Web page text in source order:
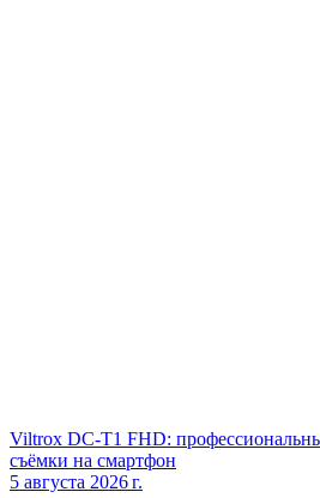
Viltrox DC‑T1 FHD:
съёмки на смартфон
5 августа 2026 г.